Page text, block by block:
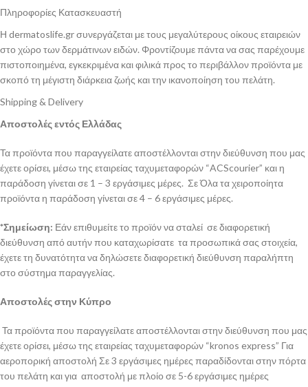
Πληροφορίες Κατασκευαστή
Η dermatoslife.gr συνεργάζεται με τους μεγαλύτερους οίκους εταιρειών
στο χώρο των δερμάτινων ειδών. Φροντίζουμε πάντα να σας παρέχουμε
πιστοποιημένα, εγκεκριμένα και φιλικά προς το περιβάλλον προϊόντα με
σκοπό τη μέγιστη διάρκεια ζωής και την ικανοποίηση του πελάτη.
Shipping & Delivery
Αποστολές εντός Ελλάδας
Τα προϊόντα που παραγγείλατε αποστέλλονται στην διεύθυνση που μας
έχετε ορίσει, μέσω της εταιρείας ταχυμεταφορών “ACScourier” και η
παράδοση γίνεται σε 1 – 3 εργάσιμες μέρες. Σε Όλα τα χειροποίητα
προϊόντα η παράδοση γίνεται σε 4 – 6 εργάσιμες μέρες.
*Σημείωση: Εάν επιθυμείτε το προϊόν να σταλεί σε διαφορετική
διεύθυνση από αυτήν που καταχωρίσατε τα προσωπικά σας στοιχεία,
έχετε τη δυνατότητα να δηλώσετε διαφορετική διεύθυνση παραλήπτη
στο σύστημα παραγγελίας.
Αποστολές στην Κύπρο
Τα προϊόντα που παραγγείλατε αποστέλλονται στην διεύθυνση που μας
έχετε ορίσει, μέσω της εταιρείας ταχυμεταφορών “kronos express” Για
αεροπορική αποστολή Σε 3 εργάσιμες ημέρες παραδίδονται στην πόρτα
του πελάτη και για αποστολή με πλοίο σε 5-6 εργάσιμες ημέρες